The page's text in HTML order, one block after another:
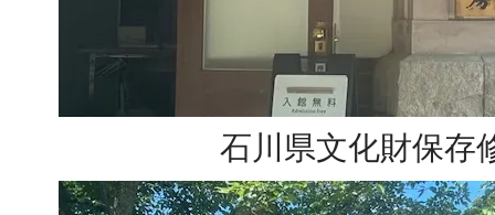
石川県文化財保存